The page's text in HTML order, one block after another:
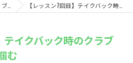
ブログ 【レッスン7回目】テイクバック時のクラブが”たわむ”感覚を掴む
テイクバック時のクラブ
む